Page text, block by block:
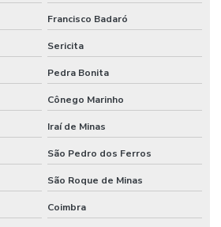
Francisco Badaró
Sericita
Pedra Bonita
Cônego Marinho
Iraí de Minas
São Pedro dos Ferros
São Roque de Minas
Coimbra